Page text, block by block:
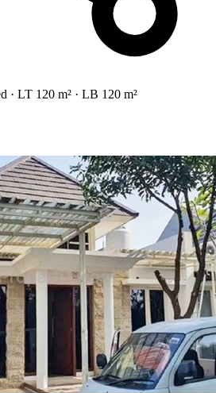
· LT 120 m² · LB 120 m²